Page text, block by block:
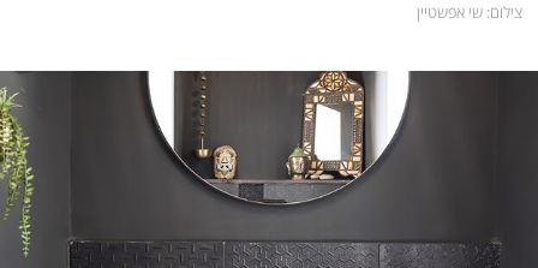
צילום: שי אפשטיין